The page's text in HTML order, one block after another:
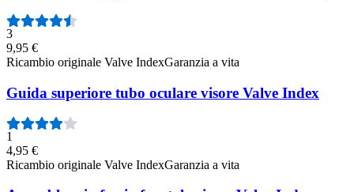
3
9,95 €
Ricambio originale Valve IndexGaranzia a vita
Guida superiore tubo oculare visore Valve Index
1
4,95 €
Ricambio originale Valve IndexGaranzia a vita